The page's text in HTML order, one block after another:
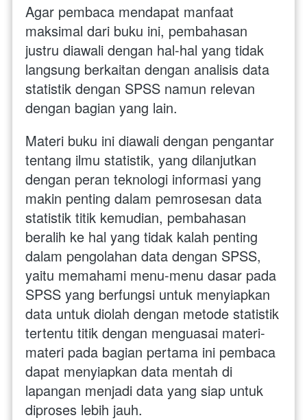
Agar pembaca mendapat manfaat
maksimal dari buku ini, pembahasan
justru diawali dengan hal-hal yang tidak
langsung berkaitan dengan analisis data
statistik dengan SPSS namun relevan
dengan bagian yang lain.
Materi buku ini diawali dengan pengantar
tentang ilmu statistik, yang dilanjutkan
dengan peran teknologi informasi yang
makin penting dalam pemrosesan data
statistik titik kemudian, pembahasan
beralih ke hal yang tidak kalah penting
dalam pengolahan data dengan SPSS,
yaitu memahami menu-menu dasar pada
SPSS yang berfungsi untuk menyiapkan
data untuk diolah dengan metode statistik
tertentu titik dengan menguasai materi-
materi pada bagian pertama ini pembaca
dapat menyiapkan data mentah di
lapangan menjadi data yang siap untuk
diproses lebih jauh.